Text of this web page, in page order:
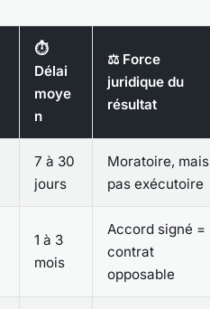
⏱️
Délai
moye
n
⚖️ Force
juridique du
résultat
7 à 30
jours
Moratoire, mais
pas exécutoire
1 à 3
mois
Accord signé =
contrat
opposable